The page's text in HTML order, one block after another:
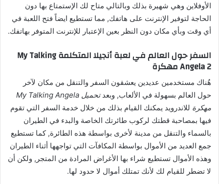
الأوفلاين وهي شهيرة بذلك وبالتالي متاح لك الإستمتاع بها دون
الحاجة لتوفير الإنترنت على هاتفك, مما تستطيع ايضاً فتح اللعبة في
أي وقت وبأي مكان دون النظر بعين الإعتبار للإنترنت المتوفر بهاتفك.
السفر حول العالم في لعبة أنجيلا المتكلمة My Talking
Angela 2 مهكرة
هٌناك مستخدمين عديدين يعشقون السفر والتنقل من مكان لآخر
حول العالم بسهولة في الألعاب, وبعد
تحميل My Talking Angela
مهكرة للاندرويد يمكنك القيام بذلك من خلال خدمة السفر التي تقوم
فيها بمصاحبة قطتك لركوب طائرتك الخاصة والبدء في الطيران
بالسماء والتنقل من مدينة لأخرى بواسطة هذه الطائرة, كما تستطيع
جمع العديد من الأموال بواسطة المكافآت التي تواجهها أثناء الطيران
وهذه الأموال تستطيع شراء بها الأغراض المرادة من المتجر, ولكن أن
لا تضطر للقيام لك لأنك تمتلك أموال لا حدود لها.